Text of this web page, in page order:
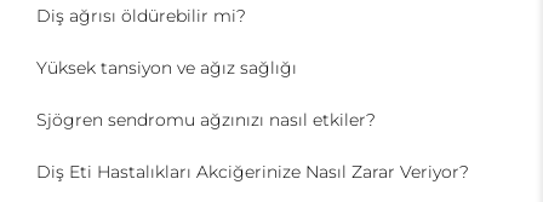
Diş ağrısı öldürebilir mi?
Yüksek tansiyon ve ağız sağlığı
Sjögren sendromu ağzınızı nasıl etkiler?
Diş Eti Hastalıkları Akciğerinize Nasıl Zarar Veriyor?